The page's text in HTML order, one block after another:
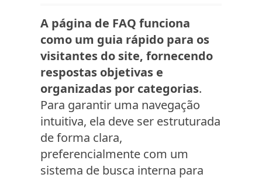
A página de FAQ funciona
como um guia rápido para os
visitantes do site, fornecendo
respostas objetivas e
organizadas por categorias.
Para garantir uma navegação
intuitiva, ela deve ser estruturada
de forma clara,
preferencialmente com um
sistema de busca interna para